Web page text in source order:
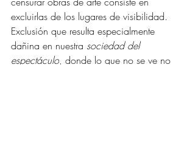
excluirlas de los lugares de visibilidad.
Exclusión que resulta especialmente
dañina en nuestra sociedad del
espectáculo, donde lo que no se ve no